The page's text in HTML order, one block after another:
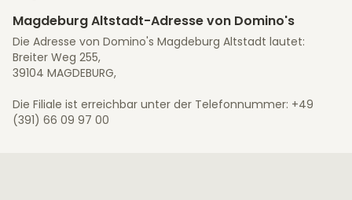
Magdeburg Altstadt-Adresse von Domino's
Die Adresse von Domino's Magdeburg Altstadt lautet:
Breiter Weg 255,
39104 MAGDEBURG,
Die Filiale ist erreichbar unter der Telefonnummer: +49
(391) 66 09 97 00